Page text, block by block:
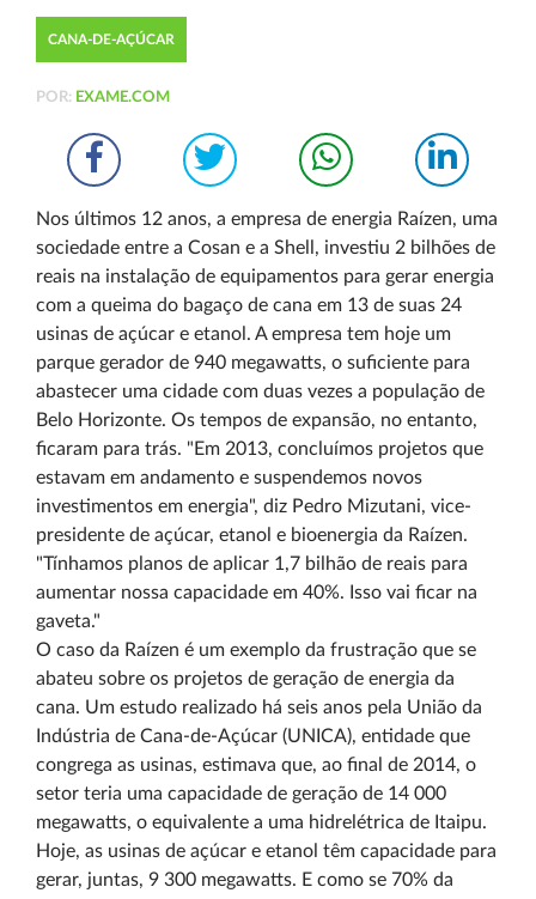
CANA-DE-AÇÚCAR
POR: EXAME.COM
Nos últimos 12 anos, a empresa de energia Raízen, uma
sociedade entre a Cosan e a Shell, investiu 2 bilhões de
reais na instalação de equipamentos para gerar energia
com a queima do bagaço de cana em 13 de suas 24
usinas de açúcar e etanol. A empresa tem hoje um
parque gerador de 940 megawatts, o suficiente para
abastecer uma cidade com duas vezes a população de
Belo Horizonte. Os tempos de expansão, no entanto,
ficaram para trás. "Em 2013, concluímos projetos que
estavam em andamento e suspendemos novos
investimentos em energia", diz Pedro Mizutani, vice-
presidente de açúcar, etanol e bioenergia da Raízen.
"Tínhamos planos de aplicar 1,7 bilhão de reais para
aumentar nossa capacidade em 40%. Isso vai ficar na
gaveta."
O caso da Raízen é um exemplo da frustração que se
abateu sobre os projetos de geração de energia da
cana. Um estudo realizado há seis anos pela União da
Indústria de Cana-de-Açúcar (UNICA), entidade que
congrega as usinas, estimava que, ao final de 2014, o
setor teria uma capacidade de geração de 14 000
megawatts, o equivalente a uma hidrelétrica de Itaipu.
Hoje, as usinas de açúcar e etanol têm capacidade para
gerar, juntas, 9 300 megawatts. E como se 70% da